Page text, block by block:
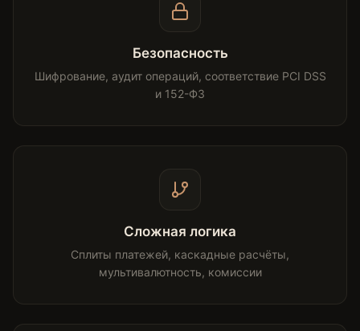
Безопасность
Шифрование, аудит операций, соответствие PCI DSS
и 152-ФЗ
Сложная логика
Сплиты платежей, каскадные расчёты,
мультивалютность, комиссии